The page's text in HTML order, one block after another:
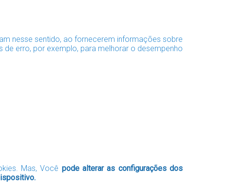
nesse sentido, ao fornecerem informações sobre
erro, por exemplo, para melhorar o desempenho
Mas, Você pode alterar as configurações dos